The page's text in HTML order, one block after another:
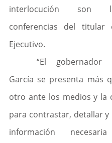
interlocución son
conferencias del titular
Ejecutivo.
	“El gobernador Cuitláhuac
García se presenta más
otro ante los medios y la
para contrastar, detallar y
información